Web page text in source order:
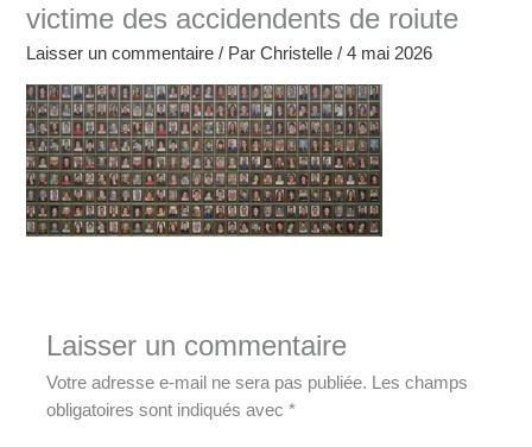
victime des accidendents de roiute
Laisser un commentaire / ParChristelle/4 mai 2026
Laisser un commentaire
Votre adresse e-mail ne sera pas publiée. Les champs
obligatoires sont indiqués avec*